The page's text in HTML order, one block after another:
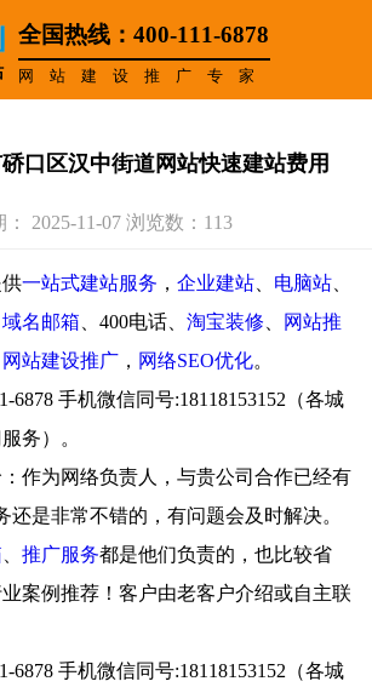
全国热线：400-111-6878
网站建设推广专家
口区汉中街道网站快速建站费用
： 2025-11-07 浏览数：113
一站式建站服务 ， 企业建站 电脑站
域名邮箱 、400电话、 淘宝装修
网站推
网站建设推广 ， 网络SEO优化。
6878 手机微信同号:18118153152（各城
务）。
作为网络负责人，与贵公司合作已经有
还是非常不错的，有问题会及时解决。
推广服务都是他们负责的，也比较省
案例推荐！客户由老客户介绍或自主联
6878 手机微信同号:18118153152（各城